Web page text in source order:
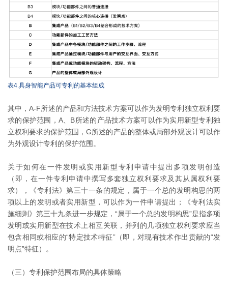
表4.具身智能产品可专利的基本组成
其中，A-F所述的产品和方法技术方案可以作为发明专利独立权利要
求的保护范围，A、B所述的产品技术方案可以作为实用新型专利独
立权利要求的保护范围，G所述的产品的整体或局部外观设计可以作
为外观设计专利的保护范围。
关于如何在一件发明或实用新型专利申请中提出多项发明创造
（即，在一件专利申请中撰写多套独立权利要求及其从属权利要
求），《专利法》第三十一条的规定，属于一个总的发明构思的两
项以上的发明或者实用新型，可以作为一件申请提出；《专利法实
施细则》第三十九条进一步规定，“属于一个总的发明构思”是指多项
发明或实用新型在技术上相互关联，并列的几项独立权利要求应当
包含相同或相应的“特定技术特征”（即，对现有技术作出贡献的“发
明点”特征）。
（三）专利保护范围布局的具体策略